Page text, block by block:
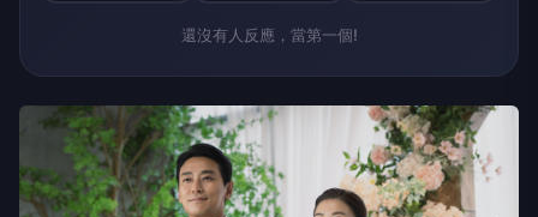
還沒有人反應，當第一個!